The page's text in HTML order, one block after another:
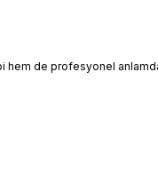
de profesyonel